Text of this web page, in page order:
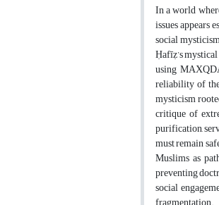
In a world
issues appears
social
Ḥafīẓ’s
using
reliability of
mysticism
critique of
purification,
must remain
Muslims as
preventing
social